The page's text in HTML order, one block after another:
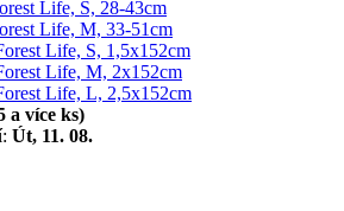
a více ks)
Út, 11. 08.